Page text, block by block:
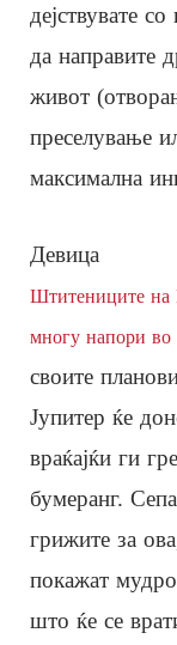
дејствувате
да направите
живот
преселување
максимална
Девица
Штитениците на
многу напори во
своите
Јупитер ќе
враќајќи ги
бумеранг.
грижите за
покажат
што ќе се